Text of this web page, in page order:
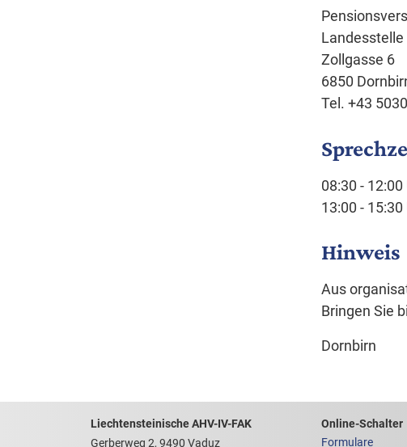
Landesstelle
Zollgasse 6
6850
Tel. +43
08:30 - 12:00
13:00 - 15:30
Hinweis
Aus
Bringen Sie
Dornbirn
Footerbereich mit hilfreichen
Liechtensteinische AHV-IV-FAK
Gerberweg 2, 9490 Vaduz
Links zum
Online-Schalter
Formulare